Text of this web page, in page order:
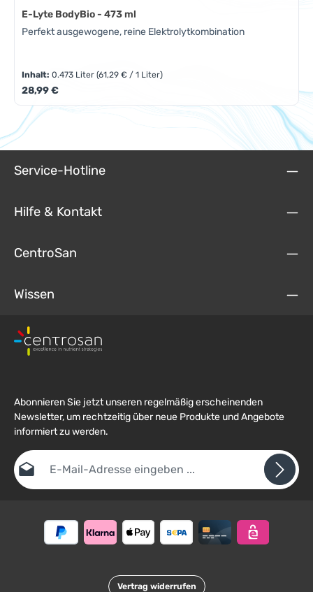
E-Lyte BodyBio - 473 ml
Perfekt ausgewogene, reine Elektrolytkombination
Inhalt:0.473 Liter(61,29 € / 1 Liter)
Regulärer Preis:
28,99 €
Service-Hotline
Hilfe & Kontakt
CentroSan
Wissen
Abonnieren Sie jetzt unseren regelmäßig erscheinenden
Newsletter, um rechtzeitig über neue Produkte und Angebote
informiert zu werden.
E-Mail-Adresse*
Ich habe die Datenschutzbestimmungen zur Kenntnis
genommen und dieAGBgelesen und bin mit ihnen
Um weiterzugehen, geben Sie die oben abgebildeten Zeichen ein
Pflichtfelder.
Vertrag widerrufen